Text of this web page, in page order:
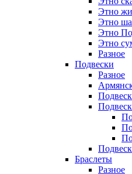
Этно
Этно
Этно
Этно
Разное
Подвески
Разное
Браслеты
Разное